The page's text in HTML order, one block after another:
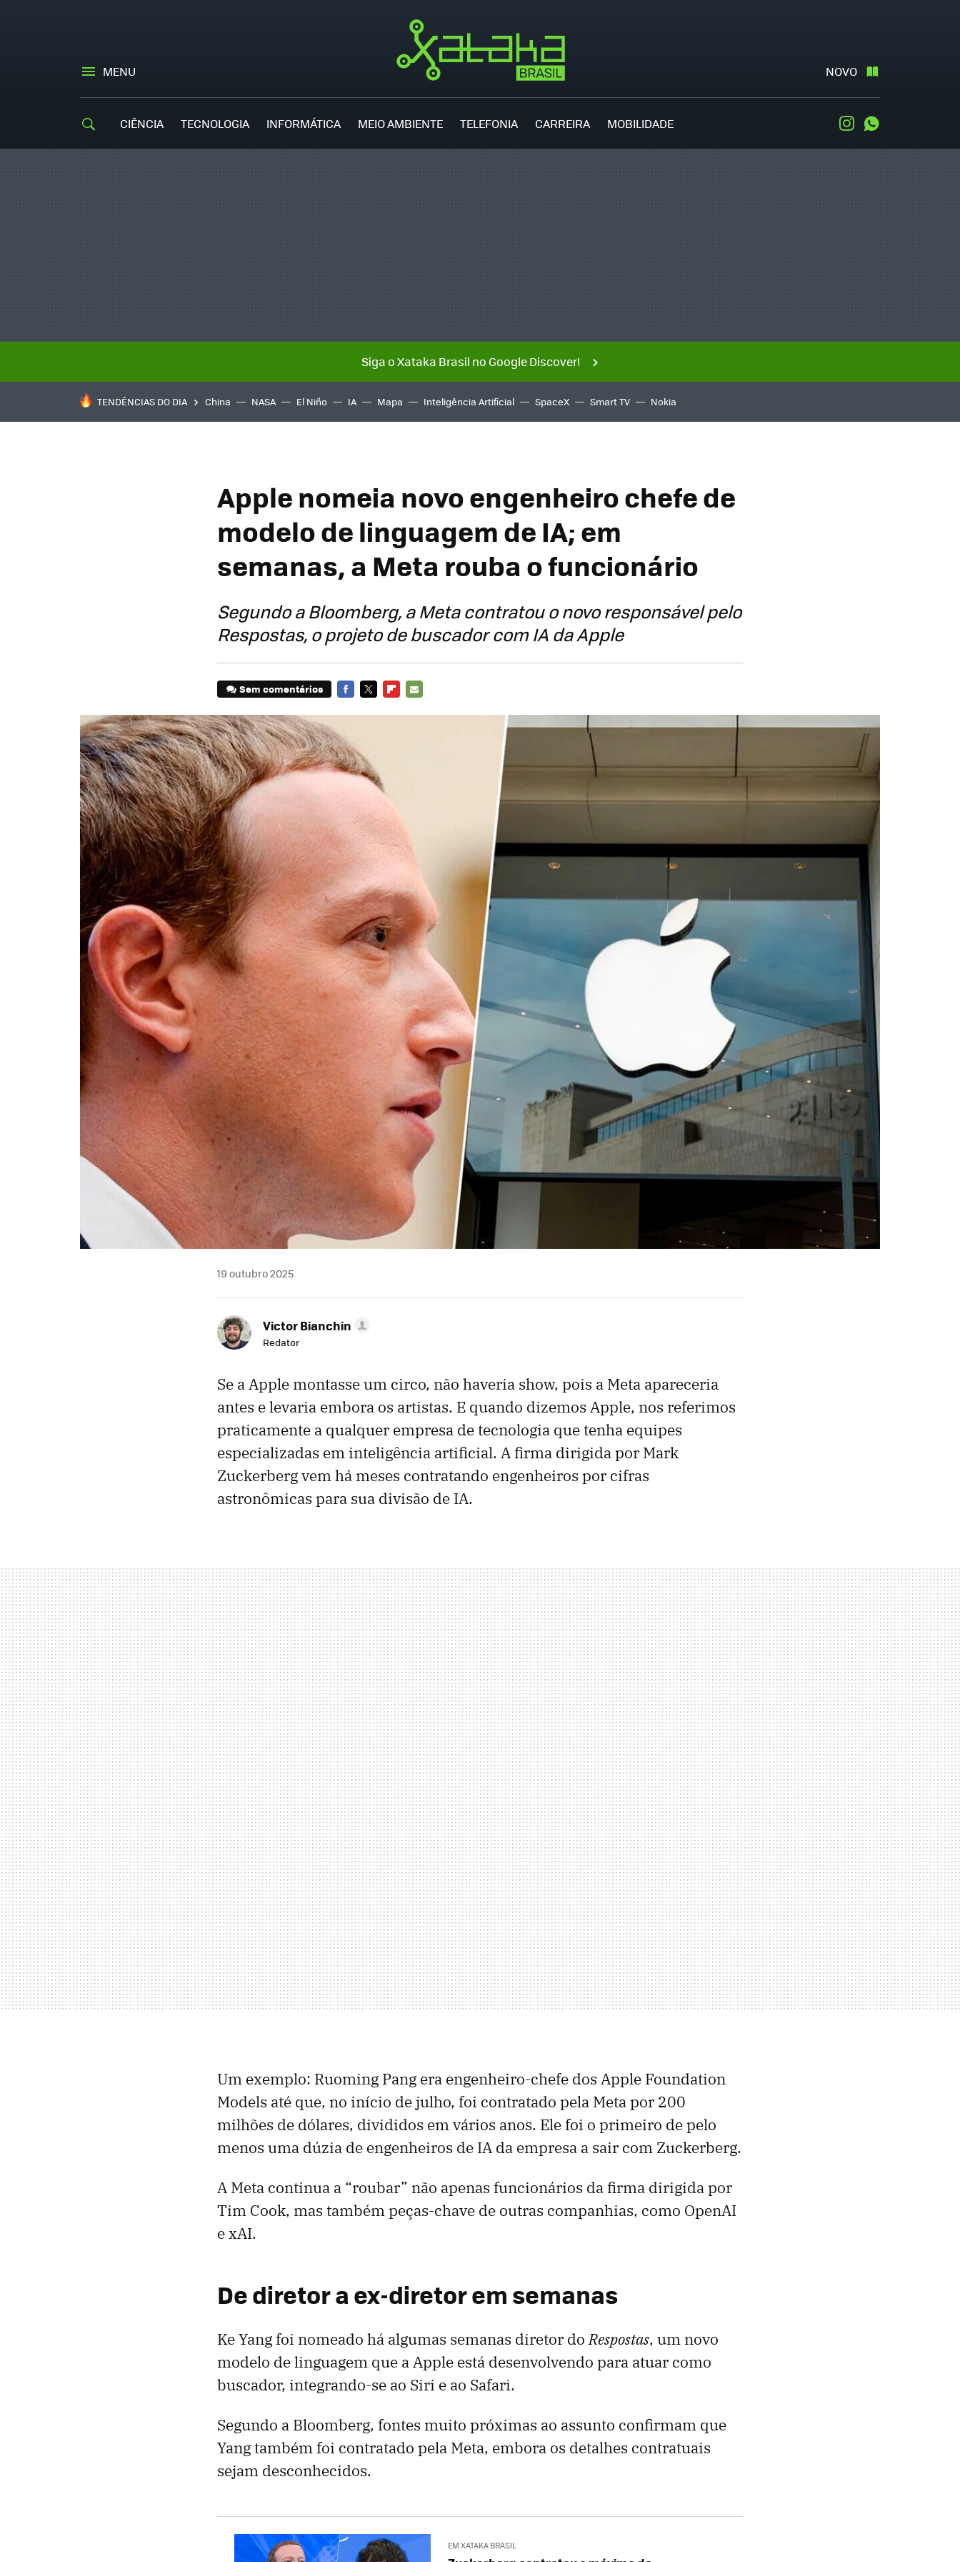
MENU NOVO
CIÊNCIA TECNOLOGIA INFORMÁTICA MEIO AMBIENTE TELEFONIA CARREIRA MOBILIDADE Instagram
Siga o Xataka Brasil no Google Discover!
TENDÊNCIAS DO DIA China NASA El Niño IA Mapa Inteligência Artificial SpaceX Smart TV Nokia
Apple nomeia novo engenheiro chefe de
modelo de linguagem de IA; em
semanas, a Meta rouba o funcionário
Segundo a Bloomberg, a Meta contratou o novo responsável pelo
Respostas, o projeto de buscador com IA da Apple
Sem comentários
19 outubro 2025
Victor Bianchin
Redator
Se a Apple montasse um circo, não haveria show, pois a Meta apareceria
antes e levaria embora os artistas. E quando dizemos Apple, nos referimos
praticamente a qualquer empresa de tecnologia que tenha equipes
especializadas em inteligência artificial. A firma dirigida por Mark
Zuckerberg vem há meses contratando engenheiros por cifras
astronômicas para sua divisão de IA.
Um exemplo: Ruoming Pang era engenheiro-chefe dos Apple Foundation
Models até que, no início de julho, foi contratado pela Meta por 200
milhões de dólares, divididos em vários anos. Ele foi o primeiro de pelo
menos uma dúzia de engenheiros de IA da empresa a sair com Zuckerberg.
A Meta continua a “roubar” não apenas funcionários da firma dirigida por
Tim Cook, mas também peças-chave de outras companhias, como OpenAI
e xAI.
De diretor a ex-diretor em semanas
Ke Yang foi nomeado há algumas semanas diretor doRespostas, um novo
modelo de linguagem que a Apple está desenvolvendo para atuar como
buscador, integrando-se ao Siri e ao Safari.
Segundo a Bloomberg, fontes muito próximas ao assunto confirmam que
Yang também foi contratado pela Meta, embora os detalhes contratuais
sejam desconhecidos.
EM XATAKA BRASIL